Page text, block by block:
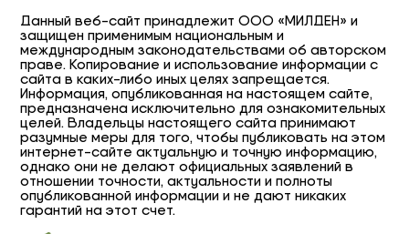
Данный веб-сайт принадлежит ООО «МИЛДЕН» и
защищен применимым национальным и
международным законодательствами об авторском
праве. Копирование и использование информации с
сайта в каких-либо иных целях запрещается.
Информация, опубликованная на настоящем сайте,
предназначена исключительно для ознакомительных
целей. Владельцы настоящего сайта принимают
разумные меры для того, чтобы публиковать на этом
интернет-сайте актуальную и точную информацию,
однако они не делают официальных заявлений в
отношении точности, актуальности и полноты
опубликованной информации и не дают никаких
гарантий на этот счет.